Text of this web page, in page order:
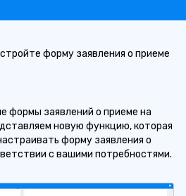
форму заявления о приеме
формы заявлений о приеме на
новую функцию, которая
форму заявления о
с вашими потребностями.